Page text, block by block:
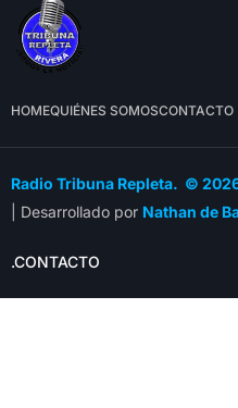
HOMEQUIÉNES SOMOSCONTACTO
Radio Tribuna Repleta. ©
| Desarrollado por Nathan de
.CONTACTO